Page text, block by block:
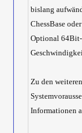
bislang
ChessBase
Optional 64Bit-
Zu den
Informationen